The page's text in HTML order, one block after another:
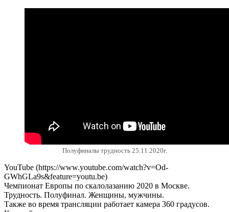
Полуфиналы трудность 25.11.2020г.
YouTube (https://www.youtube.com/watch?v=Od-
GWhGLa9s&feature=youtu.be)
Чемпионат Европы по скалолазанию 2020 в Москве.
Трудность. Полуфинал. Женщины, мужчины.
Также во время трансляции работает камера 360 градусов.